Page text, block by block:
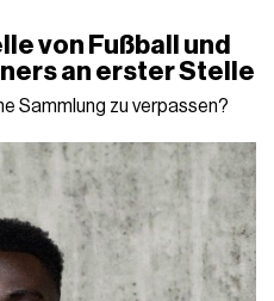
von Fußball und
an erster Stelle
Sammlung zu verpassen?